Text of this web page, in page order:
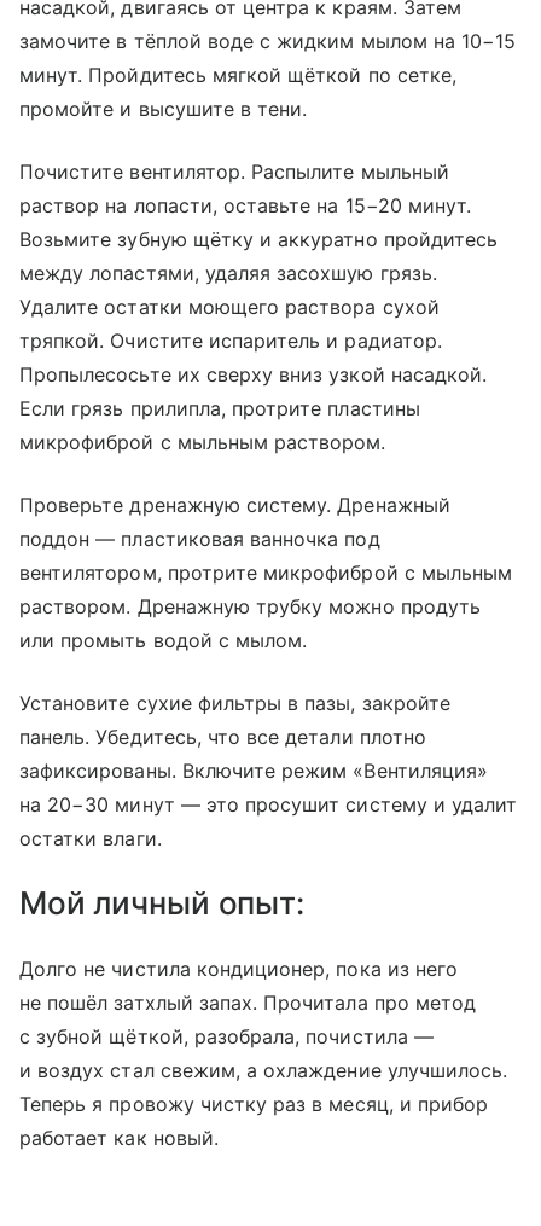
насадкой, двигаясь от центра к краям. Затем
замочите в тёплой воде с жидким мылом на 10−15
минут. Пройдитесь мягкой щёткой по сетке,
промойте и высушите в тени.
Почистите вентилятор. Распылите мыльный
раствор на лопасти, оставьте на 15−20 минут.
Возьмите зубную щётку и аккуратно пройдитесь
между лопастями, удаляя засохшую грязь.
Удалите остатки моющего раствора сухой
тряпкой. Очистите испаритель и радиатор.
Пропылесосьте их сверху вниз узкой насадкой.
Если грязь прилипла, протрите пластины
микрофиброй с мыльным раствором.
Проверьте дренажную систему. Дренажный
поддон — пластиковая ванночка под
вентилятором, протрите микрофиброй с мыльным
раствором. Дренажную трубку можно продуть
или промыть водой с мылом.
Установите сухие фильтры в пазы, закройте
панель. Убедитесь, что все детали плотно
зафиксированы. Включите режим «Вентиляция»
на 20−30 минут — это просушит систему и удалит
остатки влаги.
Мой личный опыт:
Долго не чистила кондиционер, пока из него
не пошёл затхлый запах. Прочитала про метод
с зубной щёткой, разобрала, почистила —
и воздух стал свежим, а охлаждение улучшилось.
Теперь я провожу чистку раз в месяц, и прибор
работает как новый.